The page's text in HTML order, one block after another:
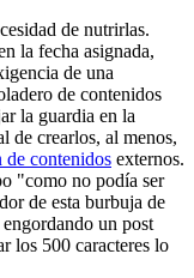
de nutrirlas.
la fecha asignada,
de una
de contenidos
la guardia en la
de crearlos, al menos,
de contenidos externos.
"como no podía ser
de esta burbuja de
un post
los 500 caracteres lo